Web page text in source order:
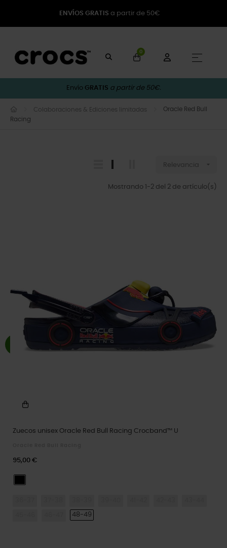
ENVÍOS GRATIS a partir de 50€
0
☰
Envío GRATIS a partir de 50€.
Colaboraciones & Ediciones limitadas
Oracle Red Bull
Racing
Relevancia 
Mostrando 1-2 del 2 de artículo(s)
Zuecos unisex Oracle Red Bull Racing Crocband™ U
95,00 €
48-49